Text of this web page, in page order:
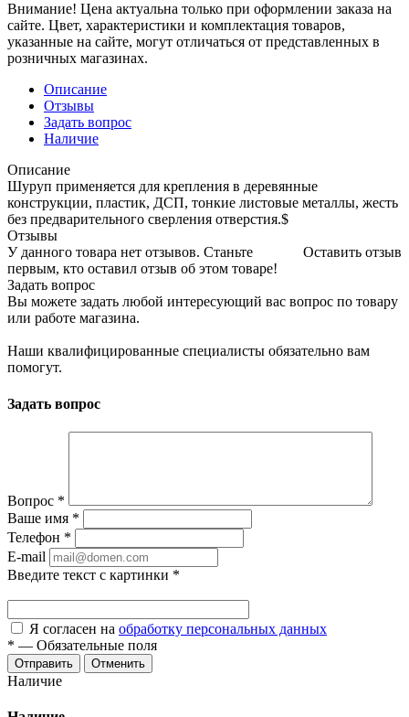
Внимание! Цена актуальна только при оформлении заказа на
сайте. Цвет, характеристики и комплектация товаров,
указанные на сайте, могут отличаться от представленных в
розничных магазинах.
Описание
Отзывы
Задать вопрос
Наличие
Описание
Шуруп применяется для крепления в деревянные
конструкции, пластик, ДСП, тонкие листовые металлы, жесть
без предварительного сверления отверстия.$
Отзывы
Оставить отзыв
У данного товара нет отзывов. Станьте
первым, кто оставил отзыв об этом товаре!
Задать вопрос
Вы можете задать любой интересующий вас вопрос по товару
или работе магазина.
Наши квалифицированные специалисты обязательно вам
помогут.
Задать вопрос
Вопрос *
Ваше имя *
Телефон *
E-mail
Введите текст с картинки *
Я согласен на обработку персональных данных
* — Обязательные поля
Отменить
Наличие